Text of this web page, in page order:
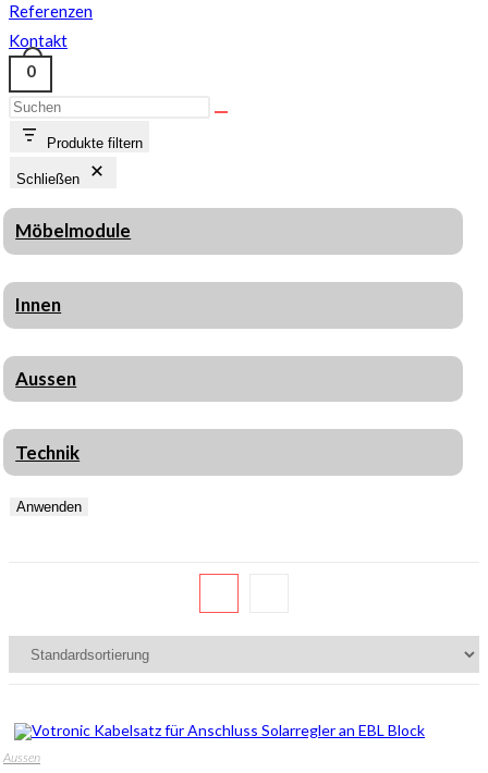
Referenzen
Kontakt
0
Produkte filtern
Schließen
Möbelmodule
Innen
Aussen
Technik
Anwenden
Aussen